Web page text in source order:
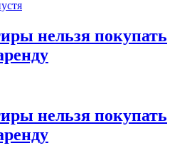
нельзя покупать
нельзя покупать